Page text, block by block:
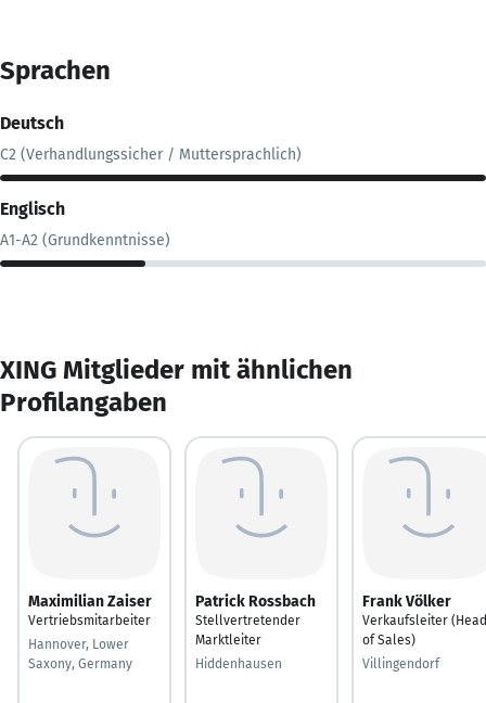
Sprachen
Deutsch
C2 (Verhandlungssicher / Muttersprachlich)
Englisch
A1-A2 (Grundkenntnisse)
XING Mitglieder mit ähnlichen
Profilangaben
Maximilian Zaiser
Vertriebsmitarbeiter
Hannover, Lower
Saxony, Germany
Patrick Rossbach
Stellvertretender
Marktleiter
Hiddenhausen
Frank Völker
Verkaufsleiter (Head
of Sales)
Villingendorf